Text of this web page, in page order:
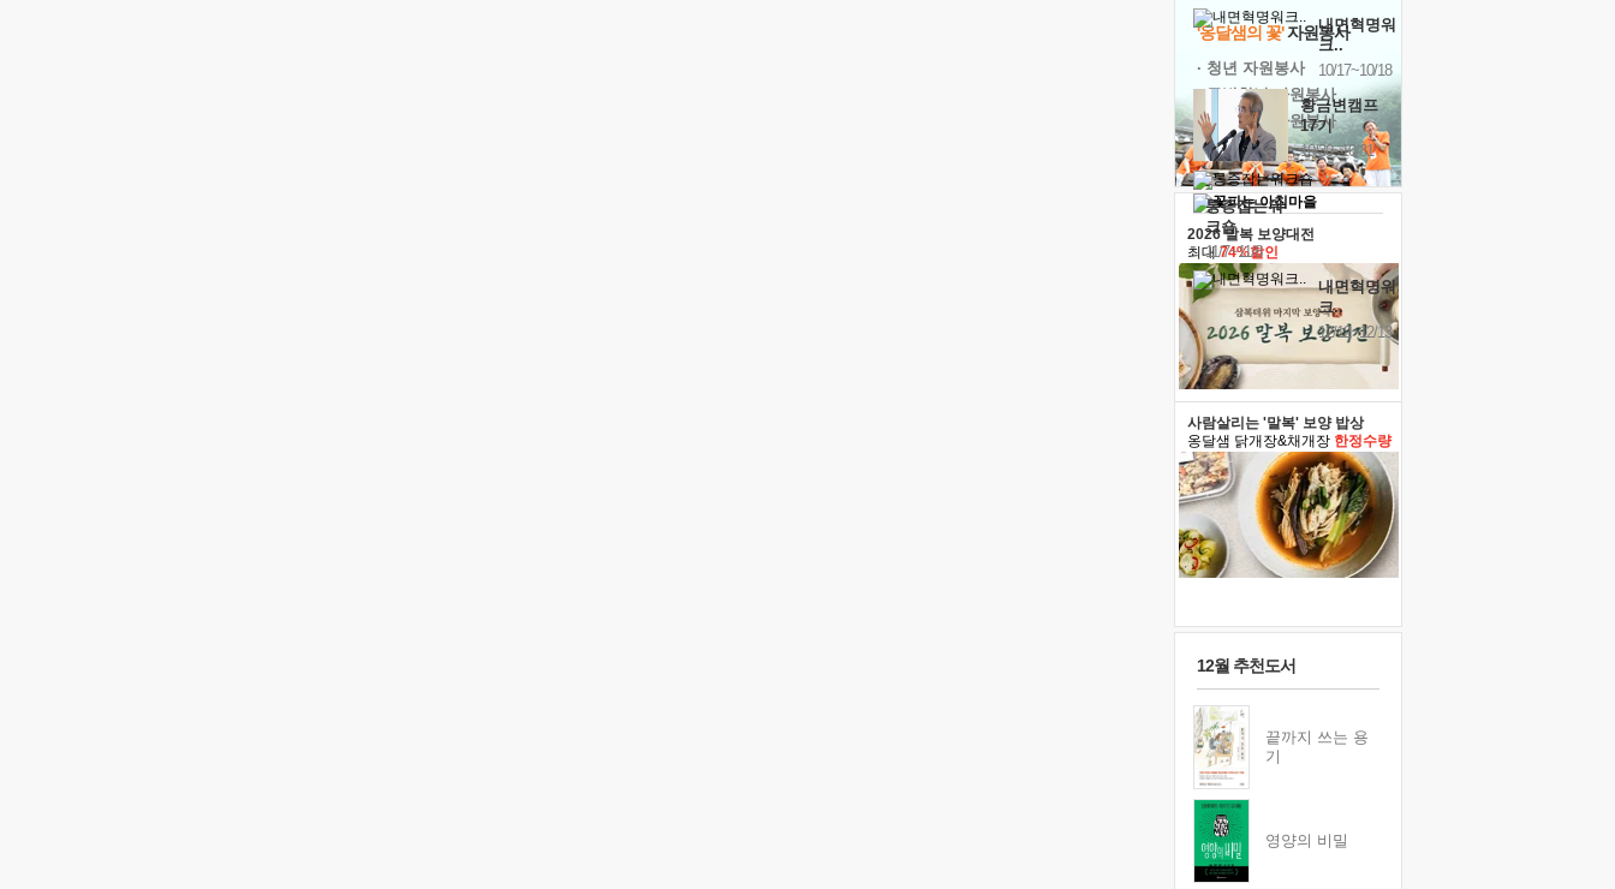
내면혁명워
크..
10/17~10/18
황금변캠프
17기
10/30~10/31
통증잡는워
크숍
11/7~11/8
내면혁명워
크..
12/12~12/13
'옹달샘의 꽃'자원봉사
· 청년 자원봉사
· 금빛청년 자원봉사
· 음식연구 자원봉사
2026 말복 보양대전
최대74%할인
사람살리는 '말복' 보양 밥상
옹달샘 닭개장&채개장 한정수량
12월 추천도서
끝까지 쓰는 용
기
영양의 비밀